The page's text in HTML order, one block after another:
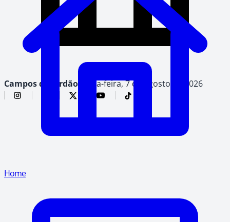
Campos do Jordão, sexta-feira, 7 de agosto de 2026
Home